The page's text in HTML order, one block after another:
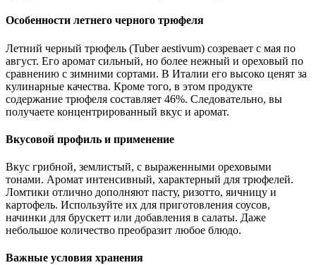
Особенности летнего черного трюфеля
Летний черный трюфель (Tuber aestivum) созревает с мая по
август. Его аромат сильный, но более нежный и ореховый по
сравнению с зимними сортами. В Италии его высоко ценят за
кулинарные качества. Кроме того, в этом продукте
содержание трюфеля составляет 46%. Следовательно, вы
получаете концентрированный вкус и аромат.
Вкусовой профиль и применение
Вкус грибной, землистый, с выраженными ореховыми
тонами. Аромат интенсивный, характерный для трюфелей.
Ломтики отлично дополняют пасту, ризотто, яичницу и
картофель. Используйте их для приготовления соусов,
начинки для брускетт или добавления в салаты. Даже
небольшое количество преобразит любое блюдо.
Важные условия хранения